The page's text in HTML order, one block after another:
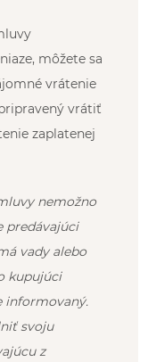
môžete sa
vrátenie
vrátiť
zaplatenej
nemožno
predávajúci
vady alebo
kupujúci
informovaný.
svoju
z